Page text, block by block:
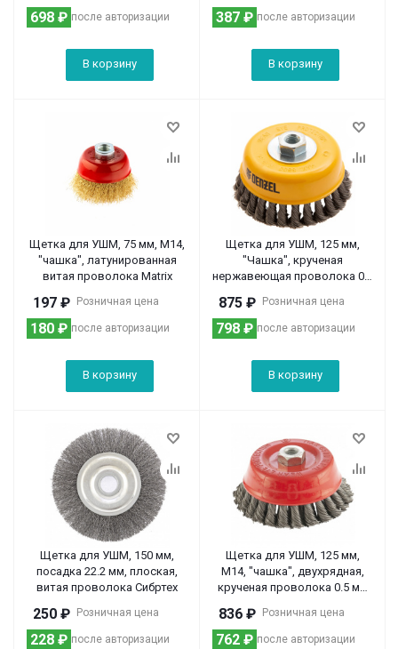
после авторизации
698 ₽
В корзину
после авторизации
387 ₽
В корзину
Щетка для УШМ, 75 мм, М14,
"чашка", латунированная
витая проволока Matrix
Розничная цена
197 ₽
после авторизации
180 ₽
В корзину
Щетка для УШМ, 125 мм,
"Чашка", крученая
нержавеющая проволока 0.5
Розничная цена
875 ₽
после авторизации
798 ₽
В корзину
Щетка для УШМ, 150 мм,
посадка 22.2 мм, плоская,
витая проволока Сибртех
Розничная цена
250 ₽
после авторизации
228 ₽
Щетка для УШМ, 125 мм,
М14, "чашка", двухрядная,
крученая проволока 0.5 мм
Розничная цена
836 ₽
после авторизации
762 ₽